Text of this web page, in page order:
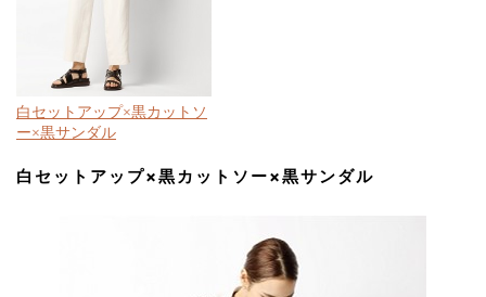
白セットアップ×黒カットソ
ー×黒サンダル
白セットアップ×黒カットソー×黒サンダル